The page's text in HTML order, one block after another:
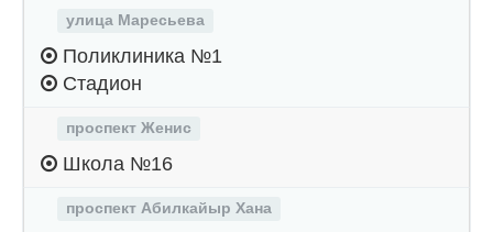
улица Маресьева
Поликлиника №1
Стадион
проспект Женис
Школа №16
проспект Абилкайыр Хана